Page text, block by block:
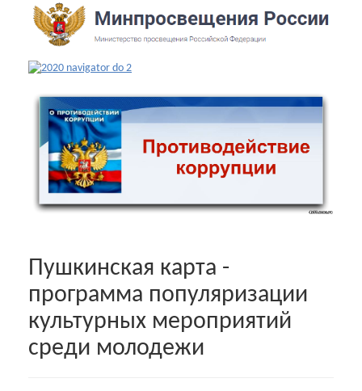
Пушкинская карта -
программа популяризации
культурных мероприятий
среди молодежи